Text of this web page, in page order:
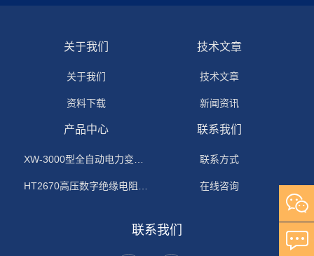
关于我们
关于我们
资料下载
技术文章
技术文章
新闻资讯
产品中心 联系我们
联系方式
在线咨询
联系我们